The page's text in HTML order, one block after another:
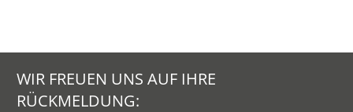
WIR FREUEN UNS AUF IHRE
RÜCKMELDUNG: